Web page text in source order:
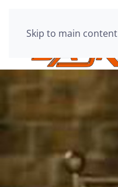
Skip to main content